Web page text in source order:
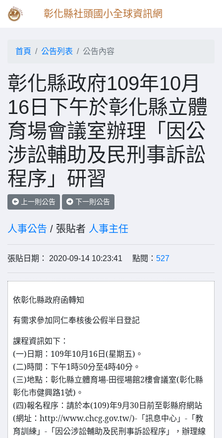
彰化縣社頭國小全球資訊網
首頁 公告列表 公告內容
彰化縣政府109年10月
16日下午於彰化縣立體
育場會議室辦理「因公
涉訟輔助及民刑事訴訟
程序」研習
上一則公告 下一則公告
人事公告 / 張貼者 人事主任
張貼日期： 2020-09-14 10:23:41 點閱： 527
依彰化縣政府函轉知
有需求參加同仁奉核後公假半日登記
課程資訊如下：
(一)日期：109年10月16日(星期五)。
(二)時間：下午1時50分至4時40分。
(三)地點：彰化縣立體育場-田徑場館2樓會議室(彰化縣
彰化市健興路1號)。
(四)報名程序：請於本(109)年9月30日前至彰縣府網站
(網址：http://www.chcg.gov.tw/)-「訊息中心」-「教
育訓練」-「因公涉訟輔助及民刑事訴訟程序」，辦理線